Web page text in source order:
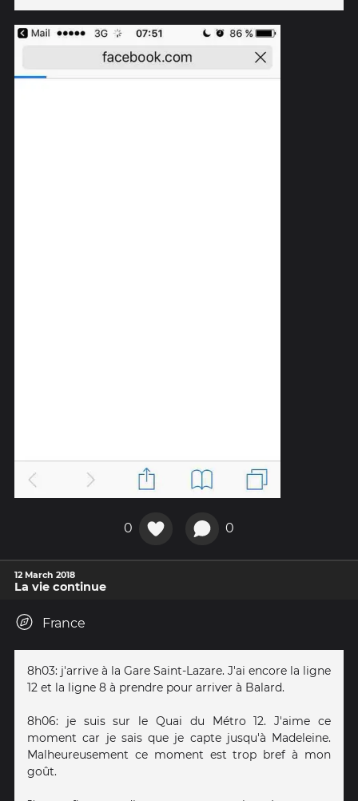
0 0
12 March 2018
La vie continue
France
8h03: j'arrive à la Gare Saint-Lazare. J'ai encore la ligne
12 et la ligne 8 à prendre pour arriver à Balard.
8h06: je suis sur le Quai du Métro 12. J'aime ce
moment car je sais que je capte jusqu'à Madeleine.
Malheureusement ce moment est trop bref à mon
goût.